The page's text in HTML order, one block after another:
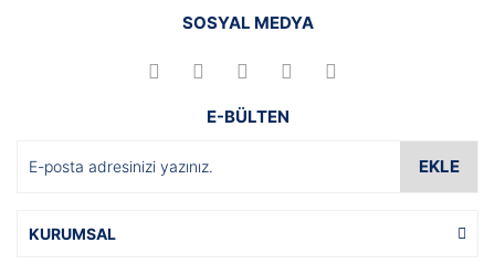
SOSYAL MEDYA
E-BÜLTEN
EKLE
KURUMSAL